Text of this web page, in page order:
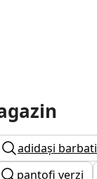
adidași barbati
pantofi verzi